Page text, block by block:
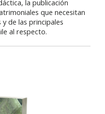
la publicación
que necesitan
de las principales
al respecto.